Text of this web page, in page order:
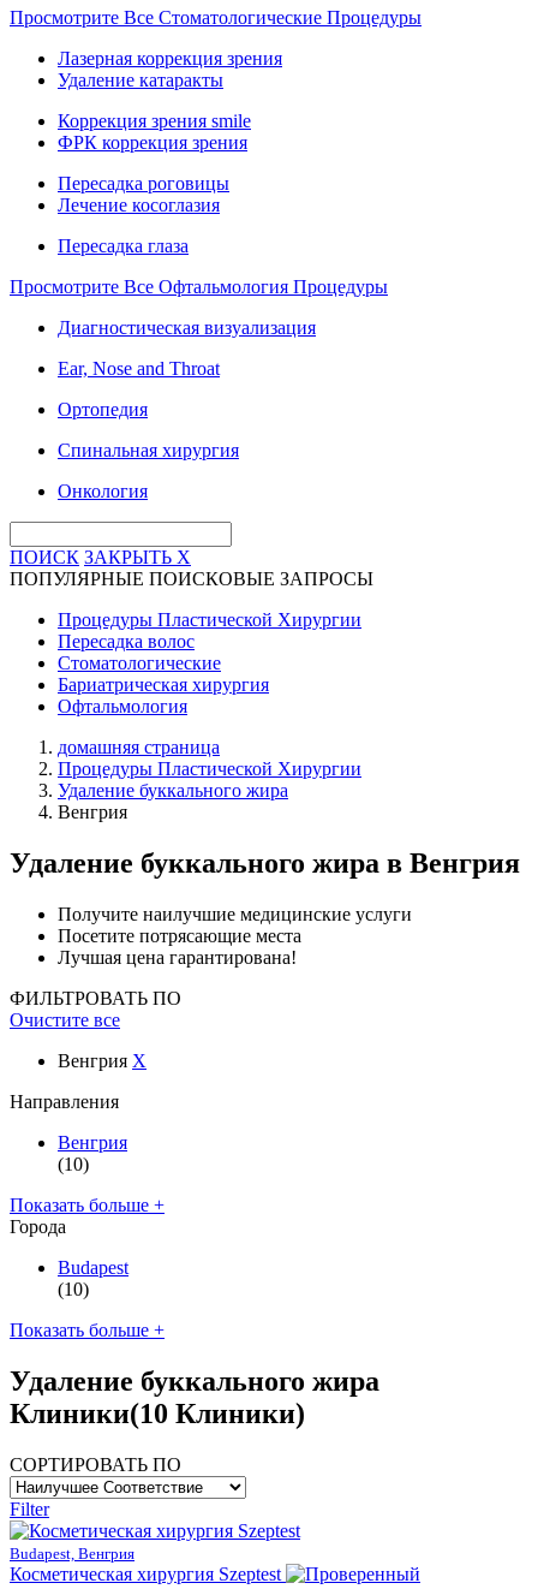
Просмотрите Все Стоматологические Процедуры
Лазерная коррекция зрения
Удаление катаракты
Коррекция зрения smile
ФРК коррекция зрения
Пересадка роговицы
Лечение косоглазия
Пересадка глаза
Просмотрите Все Офтальмология Процедуры
Диагностическая визуализация
Ear, Nose and Throat
Ортопедия
Спинальная хирургия
Онкология
ПОИСК ЗАКРЫТЬ X
ПОПУЛЯРНЫЕ ПОИСКОВЫЕ ЗАПРОСЫ
Процедуры Пластической Хирургии
Пересадка волос
Стоматологические
Бариатрическая хирургия
Офтальмология
домашняя страница
Процедуры Пластической Хирургии
Удаление буккального жира
Венгрия
Удаление буккального жира в Венгрия
Получите наилучшие медицинские услуги
Посетите потрясающие места
Лучшая цена гарантирована!
ФИЛЬТРОВАТЬ ПО
Очистите все
Венгрия X
Направления
Венгрия
(10)
Показать больше +
Города
Budapest
(10)
Показать больше +
Удаление буккального жира
Клиники(10 Клиники)
СОРТИРОВАТЬ ПО
Filter
Budapest, Венгрия
Косметическая хирургия Szeptest